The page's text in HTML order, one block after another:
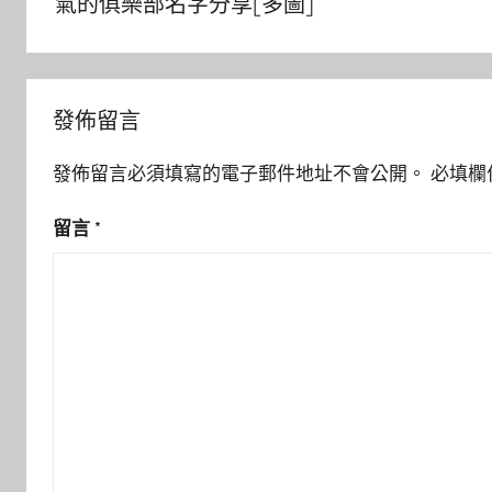
發佈留言
發佈留言必須填寫的電子郵件地址不會公開。 必填欄
留言 *